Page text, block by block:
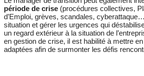
période de crise (procédures collectives,
d’Emploi, grèves, scandales,
situation et gérer les urgences qui
un regard extérieur à la situation de
en gestion de crise, il est habilité à mettre
adaptées afin de surmonter les défis